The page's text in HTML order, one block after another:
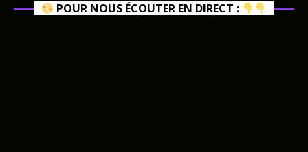
POUR NOUS ÉCOUTER EN DIRECT :